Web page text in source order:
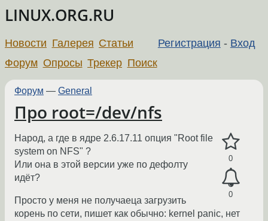
LINUX.ORG.RU
Регистрация - Вход
Новости Галерея Статьи
Форум Опросы Трекер Поиск
Форум — General
Про root=/dev/nfs
0
0
Народ, а где в ядре 2.6.17.11 опция "Root file
system on NFS" ?
Или она в этой версии уже по дефолту
идёт?
Просто у меня не получаеца загрузить
корень по сети, пишет как обычно: kernel panic, нет